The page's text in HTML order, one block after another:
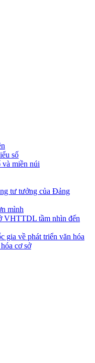
số
và miền núi
tư tưởng của Đảng
mình
VHTTDL tầm nhìn đến
gia về phát triển văn hóa
cơ sở